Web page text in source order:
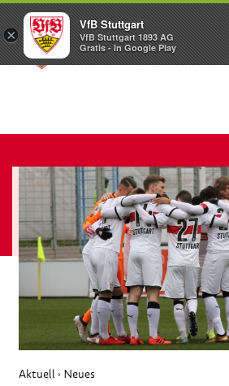
Aktuell › Neues
×
VfB Stuttgart
VfB Stuttgart 1893 AG
Gratis - In Google Play